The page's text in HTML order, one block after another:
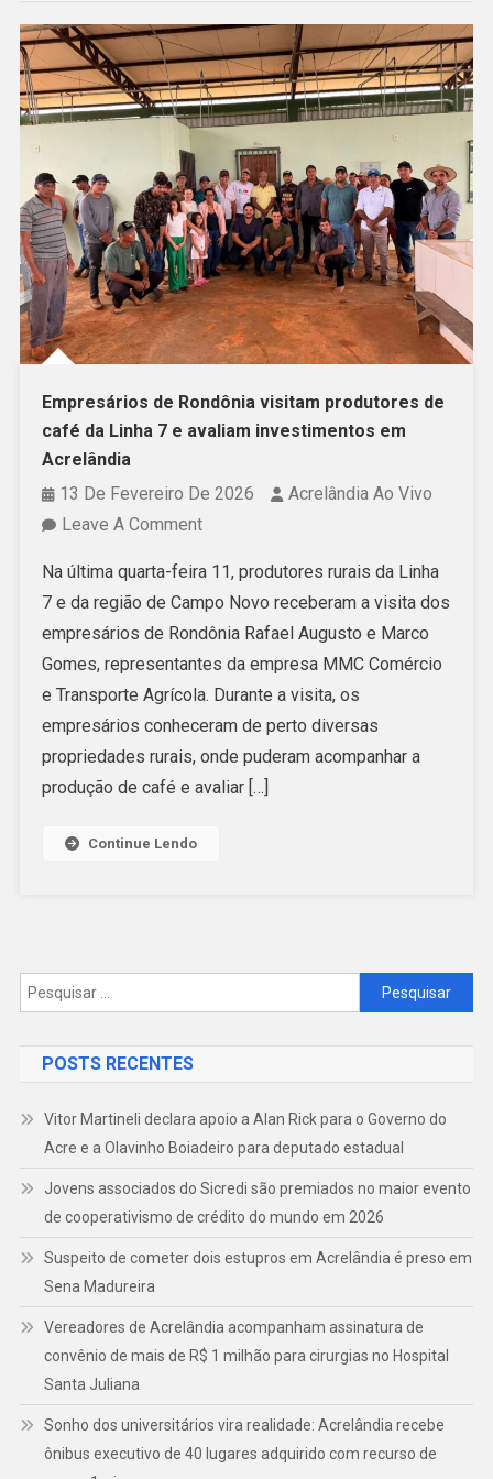
Empresários de Rondônia visitam produtores de
café da Linha 7 e avaliam investimentos em
Acrelândia
13 De Fevereiro De 2026
Acrelândia Ao Vivo
Leave A CommentOn
De
Rondônia
Visitam
Produtores
De
Café
Da
Linha
Na última quarta-feira 11, produtores rurais da Linha
7 e da região de Campo Novo receberam a visita dos
empresários de Rondônia Rafael Augusto e Marco
Gomes, representantes da empresa MMC Comércio
e Transporte Agrícola. Durante a visita, os
empresários conheceram de perto diversas
propriedades rurais, onde puderam acompanhar a
produção de café e avaliar […]
Continue Lendo
Pesquisar
por:
POSTS RECENTES
Vitor Martineli declara apoio a Alan Rick para o Governo do
Acre e a Olavinho Boiadeiro para deputado estadual
Jovens associados do Sicredi são premiados no maior evento
de cooperativismo de crédito do mundo em 2026
Suspeito de cometer dois estupros em Acrelândia é preso em
Sena Madureira
Vereadores de Acrelândia acompanham assinatura de
convênio de mais de R$ 1 milhão para cirurgias no Hospital
Santa Juliana
Sonho dos universitários vira realidade: Acrelândia recebe
ônibus executivo de 40 lugares adquirido com recurso de